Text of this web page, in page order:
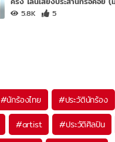
5.8K 5
#นักร้องไทย #ประวัตินักร้อง
#artist #ประวัติศิลปิน